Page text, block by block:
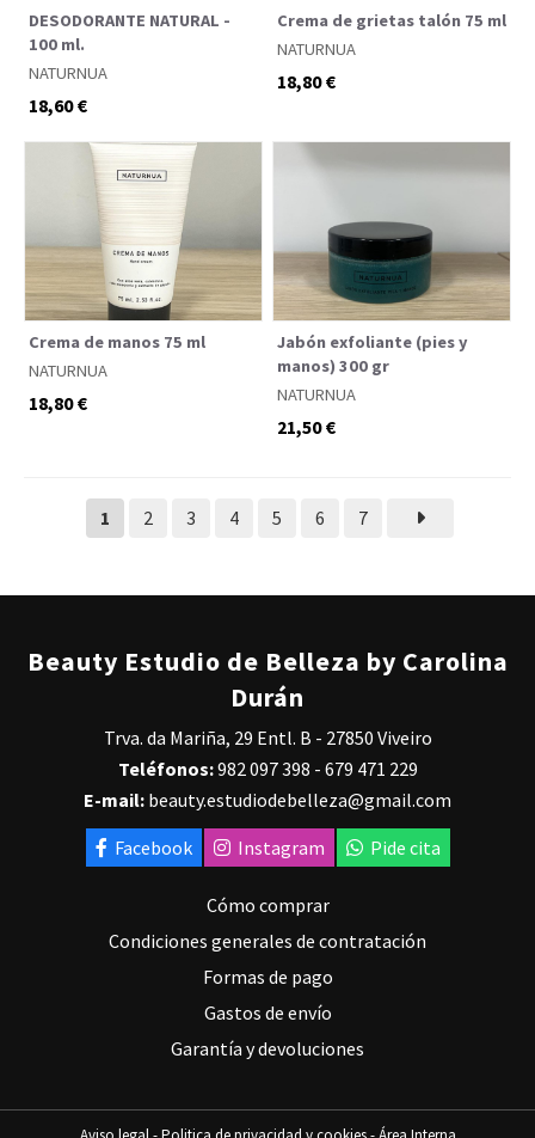
DESODORANTE NATURAL -
100 ml.
NATURNUA
18,60 €
Crema de grietas talón 75 ml
NATURNUA
18,80 €
Crema de manos 75 ml
NATURNUA
18,80 €
Jabón exfoliante (pies y
manos) 300 gr
NATURNUA
21,50 €
1 2 3 4 5 6 7
Beauty Estudio de Belleza by Carolina
Durán
Trva. da Mariña, 29 Entl. B - 27850 Viveiro
Teléfonos:982 097 398 - 679 471 229
E-mail: beauty.estudiodebelleza@gmail.com
Facebook
Instagram Pide cita
Cómo comprar
Condiciones generales de contratación
Formas de pago
Gastos de envío
Garantía y devoluciones